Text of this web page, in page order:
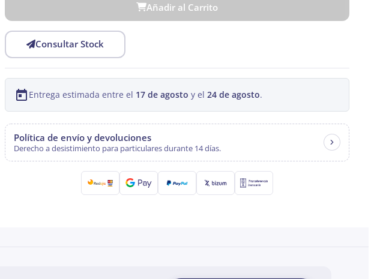
Añadir al Carrito
Consultar Stock
Entrega estimada entre el 17 de agosto y el 24 de agosto.
Política de envío y devoluciones
Derecho a desistimiento para particulares durante 14 días.